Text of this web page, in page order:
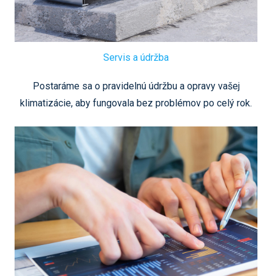
Servis a údržba
Postaráme sa o pravidelnú údržbu a opravy vašej
klimatizácie, aby fungovala bez problémov po celý rok.